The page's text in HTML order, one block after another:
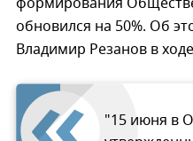
обновился на 50%. Об
Владимир Резанов в
"15 июня в